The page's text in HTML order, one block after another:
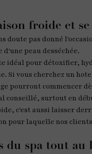
froide et
doute pas donné
peau desséchée.
idéal pour détoxifier,
Si vous cherchez un
pourront commencer
conseillé, surtout en
c'est aussi laisser
pour laquelle nos
du spa tout au